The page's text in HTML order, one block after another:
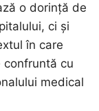
o dorință de
ci și
în care
confruntă cu
medical